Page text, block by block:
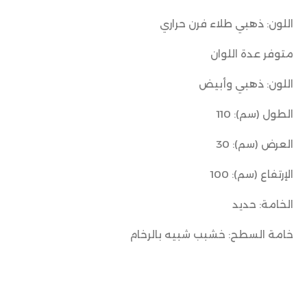
اللون: ذهبي طلاء فرن حراري
متوفر عدة اللوان
اللون: ذهبي وأبيض
الطول (سم): 110
العرض (سم): 30
الإرتفاع (سم): 100
الخامة: حديد
خامة السطح: خشبب شبيه بالرخام